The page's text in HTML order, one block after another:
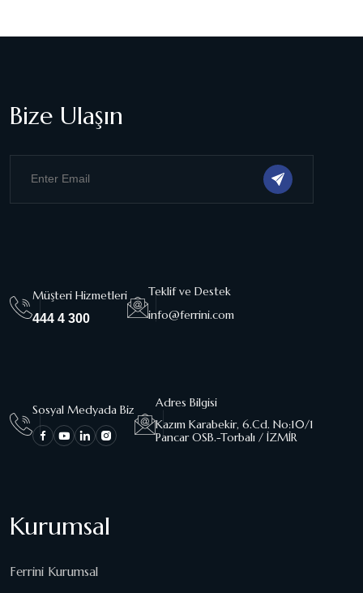
Bize Ulaşın
Müşteri Hizmetleri
444 4 300
Teklif ve Destek
info@ferrini.com
Sosyal Medyada Biz
Adres Bilgisi
Kazım Karabekir, 6.Cd. No:10/1
Pancar OSB.-Torbalı / İZMİR
Kurumsal
Ferrini Kurumsal